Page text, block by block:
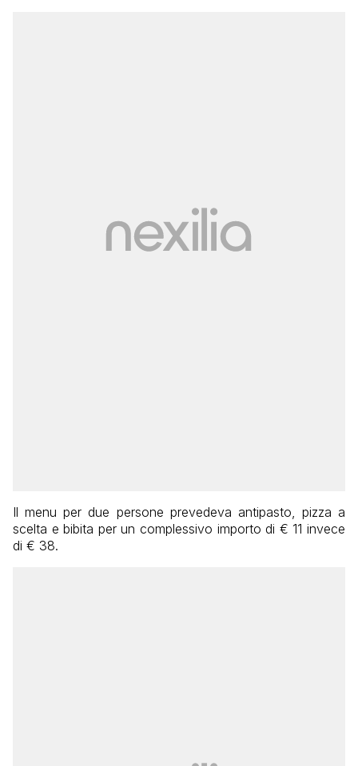
Il menu per due persone prevedeva antipasto, pizza a
scelta e bibita per un complessivo importo di € 11 invece
di € 38.